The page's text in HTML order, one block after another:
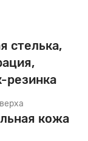
стелька,
резинка
кожа